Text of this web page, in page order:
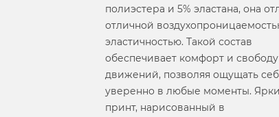
полиэстера и 5% эластана, она
отличной
эластичностью. Такой состав
обеспечивает комфорт и свободу
движений, позволяя ощущать
уверенно в любые моменты.
принт, нарисованный в